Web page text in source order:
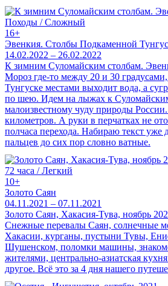
Походы / Сложный
16+
Эвенкия. Столбы Подкаменной
14.02.2022 – 26.02.2022
К зимним Суломайским столбам.
Мороз где-то между 20 и 30
Тунгуске местами выходит вода, а
по шею. Идем на лыжах к
малоизвестному чуду природы
километров. А руки в перчатках не
полчаса перехода. Набираю текст уже
пальцев до сих пор словно ватные.
72 часа / Легкий
10+
Золото Саян
04.11.2021 – 07.11.2021
Золото Саян, Хакасия-Тува, ноябрь
Снежные перевалы Саян, солнечные
Хакасии, курганы, пустыни Тувы,
Шушенском, поломки машины,
жителями, центрально-азиатская
другое. Всё это за 4 дня нашего